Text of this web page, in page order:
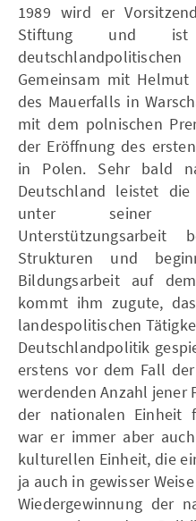
1989 wird er
Stiftung und
Gemeinsam mit
des Mauerfalls in
mit dem polnischen
der Eröffnung des
in Polen. Sehr bald
Deutschland leistet die
unter seiner
Unterstützungsarbeit
Strukturen und
Bildungsarbeit auf
kommt ihm zugute,
landespolitischen
Deutschlandpolitik
erstens vor dem Fall
werdenden Anzahl jener
der nationalen Einheit
war er immer aber
kulturellen Einheit, die
ja auch in gewisser
Wiedergewinnung der